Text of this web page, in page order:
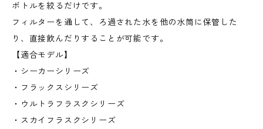
ボトルを絞るだけです。
フィルターを通して、ろ過された水を他の水筒に保管した
り、直接飲んだりすることが可能です。
【適合モデル】
・シーカーシリーズ
・フラックスシリーズ
・ウルトラフラスクシリーズ
・スカイフラスクシリーズ